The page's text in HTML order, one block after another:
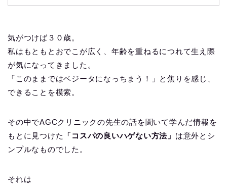
気がつけば３０歳。
私はもともとおでこが広く、年齢を重ねるにつれて生え際
が気になってきました。
「このままではベジータになっちまう！」と焦りを感じ、
できることを模索。
その中でAGCクリニックの先生の話を聞いて学んだ情報を
もとに見つけた
「コスパの良いハゲない方法」 は意外とシ
ンプルなものでした。
それは